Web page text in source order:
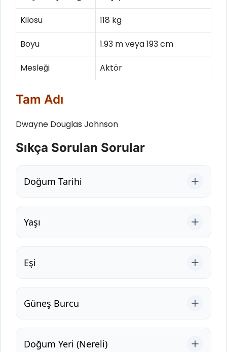
Kilosu 118 kg
Boyu 1.93 m veya 193 cm
Mesleği Aktör
Tam Adı
Dwayne Douglas Johnson
Sıkça Sorulan Sorular
Doğum Tarihi
Yaşı
Eşi
Güneş Burcu
Doğum Yeri (Nereli)